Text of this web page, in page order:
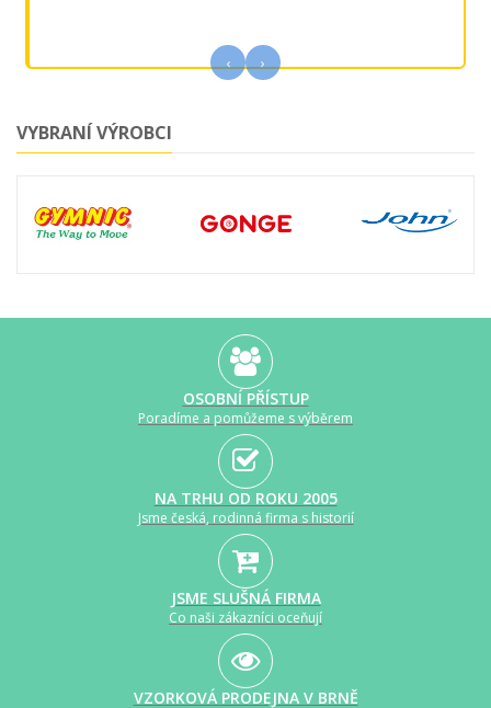
‹ ›
VYBRANÍ VÝROBCI
OSOBNÍ PŘÍSTUP
Poradíme a pomůžeme s výběrem
NA TRHU OD ROKU 2005
Jsme česká, rodinná firma s historií
JSME SLUŠNÁ FIRMA
Co naši zákazníci oceňují
VZORKOVÁ PRODEJNA V BRNĚ